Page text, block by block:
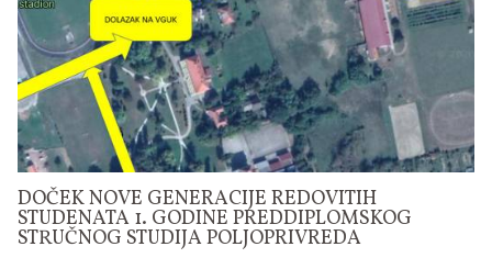
DOČEK NOVE GENERACIJE REDOVITIH
STUDENATA 1. GODINE PREDDIPLOMSKOG
STRUČNOG STUDIJA POLJOPRIVREDA